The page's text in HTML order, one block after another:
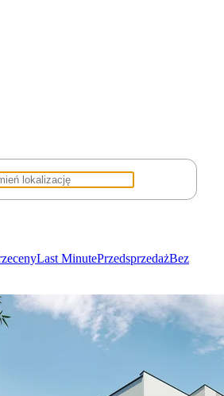
Last MinutePrzedsprzedażBez